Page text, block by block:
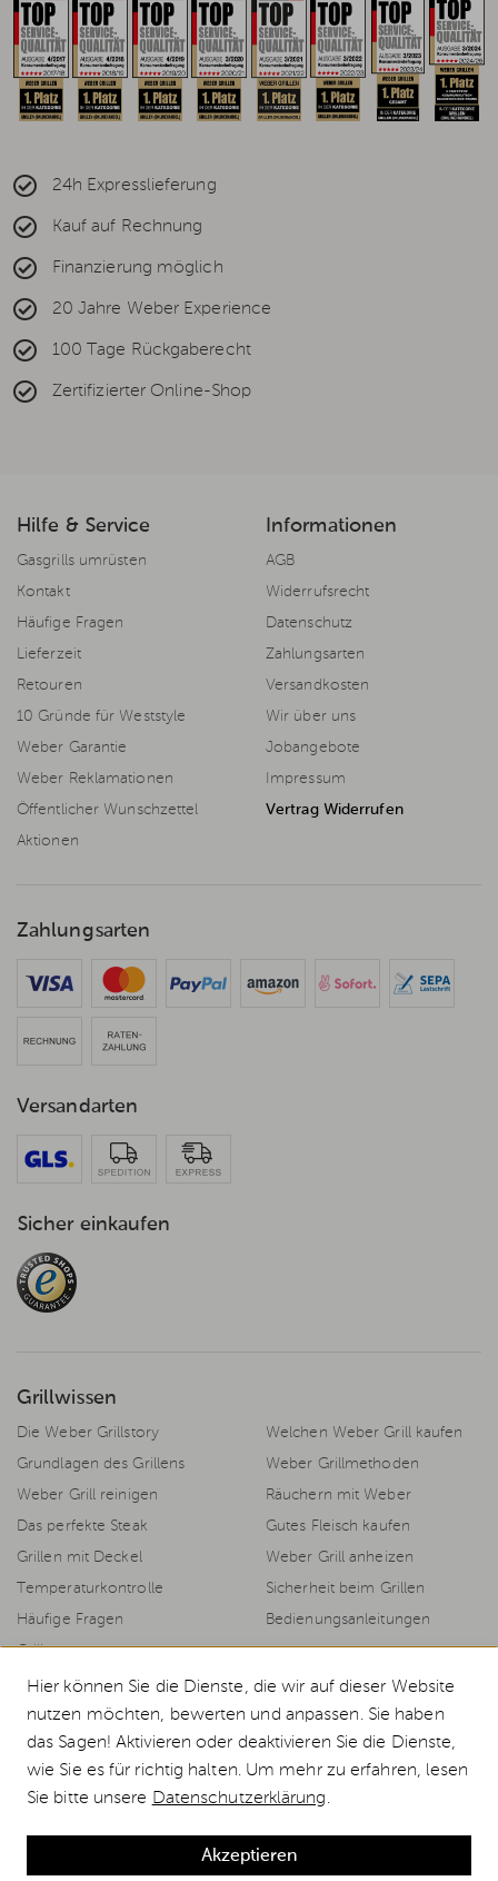
24h Expresslieferung
Kauf auf Rechnung
Finanzierung möglich
20 Jahre Weber Experience
100 Tage Rückgaberecht
Zertifizierter Online-Shop
Hilfe & Service
Gasgrills umrüsten
Kontakt
Häufige Fragen
Lieferzeit
Retouren
10 Gründe für Weststyle
Weber Garantie
Weber Reklamationen
Öffentlicher Wunschzettel
Aktionen
Informationen
AGB
Widerrufsrecht
Datenschutz
Zahlungsarten
Versandkosten
Wir über uns
Jobangebote
Impressum
Vertrag Widerrufen
Zahlungsarten
Versandarten
Sicher einkaufen
Grillwissen
Die Weber Grillstory
Welchen Weber Grill kaufen
Grundlagen des Grillens
Weber Grillmethoden
Weber Grill reinigen
Räuchern mit Weber
Das perfekte Steak
Gutes Fleisch kaufen
Grillen mit Deckel
Weber Grill anheizen
Temperaturkontrolle
Sicherheit beim Grillen
Häufige Fragen
Bedienungsanleitungen
Grillrezepte
© 2026 Weststyle GmbH · Europas grosser Weber Spezialist
Alle Preise inkl. MwSt., inkl. Verpackungskosten und zzgl.
Durchgestrichene Preise entsprechen dem bisherigen Preis bei Weststyle.
Weber Abdeckhaube für Pulse 1000 mit Stand
Hier können Sie die Dienste, die wir auf dieser Website
nutzen möchten, bewerten und anpassen. Sie haben
das Sagen! Aktivieren oder deaktivieren Sie die Dienste,
wie Sie es für richtig halten. Um mehr zu erfahren, lesen
Sie bitte unsere Datenschutzerklärung.
Akzeptieren